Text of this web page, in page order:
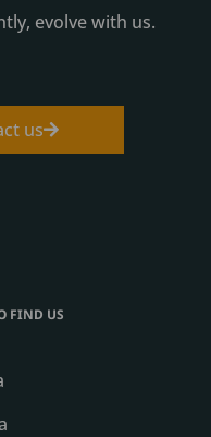
evolve with us.
us
FIND US